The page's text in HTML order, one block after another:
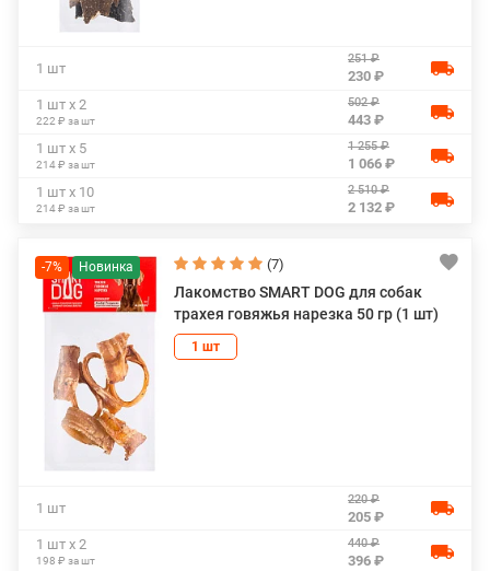
1 шт
251 ₽
230 ₽
1 шт х 2
222 ₽ за шт
502 ₽
443 ₽
1 шт х 5
214 ₽ за шт
1 255 ₽
1 066 ₽
1 шт х 10
214 ₽ за шт
2 510 ₽
2 132 ₽
-7% (7)
Лакомство SMART DOG для собак
трахея говяжья нарезка 50 гр (1 шт)
1 шт
1 шт
220 ₽
205 ₽
1 шт х 2
198 ₽ за шт
440 ₽
396 ₽